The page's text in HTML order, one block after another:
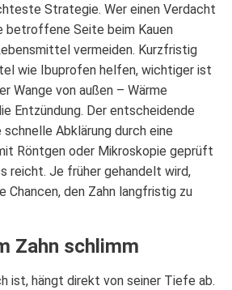
Strategie. Wer einen Verdacht
Seite beim Kauen
vermeiden. Kurzfristig
wie Ibuprofen helfen, wichtiger ist
Wange von außen – Wärme
Entzündung. Der entscheidende
Abklärung durch eine
Röntgen oder Mikroskopie geprüft
reicht. Je früher gehandelt wird,
Chancen, den Zahn langfristig zu
Zahn schlimm
ist, hängt direkt von seiner Tiefe ab.